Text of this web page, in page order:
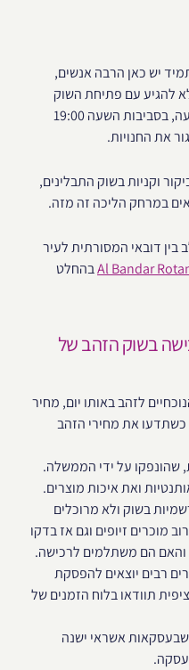
יש כאן הרבה אנשים,
להגיע עם פתיחת השוק
בשעה 10:00 בבוקר, או אחרי השקיעה, בסביבות השעה 19:00
את החנויות.
וקניות בשוק התבלינים,
במרחק הליכה זה מזה.
דובאי המסורתית לעיר
Al Bandarבהחלט
בשוק הזהב של
לזהב באותו יום, מחיר
את מחירי הזהב
שהונפקו על ידי הממשלה.
ואת איכות מוצרים.
בשוק ולא מרוכלים
מוכרים זיופים וגם אז בדקו
והאם הם משתלמים לרכישה.
13:00-16:00 סוחרים רבים יוצאים להפסקת
תוודאו בלוח הזמנים של
שבעסקאות אשראי ישנה